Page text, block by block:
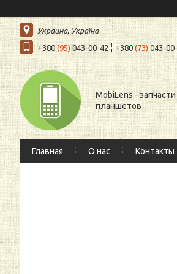
Украина, Україна
+380 (95)043-00-42 +380(73)043-
MobiLens -
планшетов
Главная О нас Контакты